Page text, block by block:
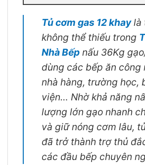
Tủ cơm gas 12 khaylà
không thể thiếu trong
Nhà Bếp nấu 36Kg
dùng các bếp ăn công
nhà hàng, trường học,
viện… Nhờ khả năng
lượng lớn gạo nhanh
và giữ nóng cơm lâu,
đã trở thành trợ thủ
các đầu bếp chuyên